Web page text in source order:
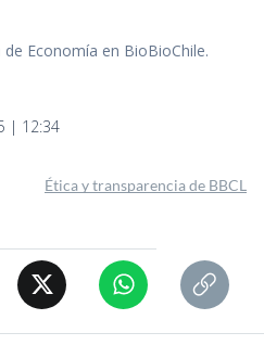
Economía en BioBioChile.
| 12:34
Ética y transparencia de BBCL